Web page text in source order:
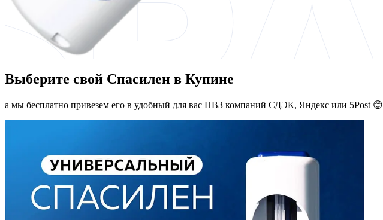
Выберите свой Спасилен в Купине
а мы бесплатно привезем его в удобный для вас ПВЗ компаний СДЭК, Яндекс или 5Post 😊